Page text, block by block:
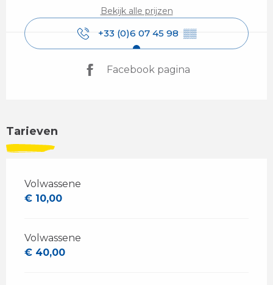
Bekijk alle prijzen
+33 (0)6 07 45 98 ▒▒
Facebook pagina
Tarieven
Volwassene
€ 10,00
Volwassene
€ 40,00